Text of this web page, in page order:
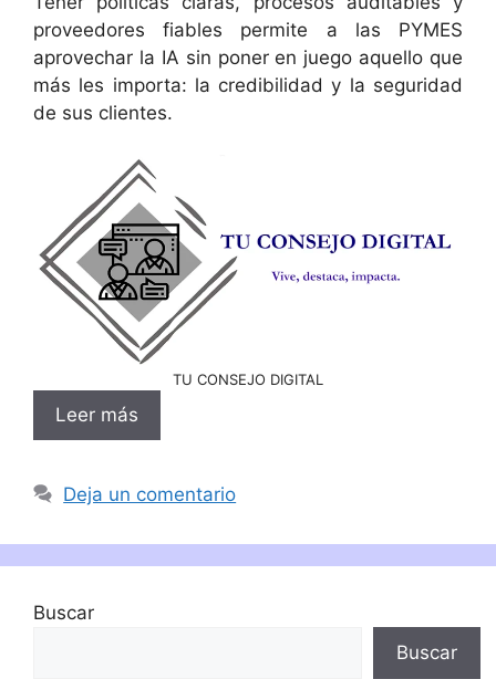
proveedores fiables permite a las PYMES
aprovechar la IA sin poner en juego aquello que
más les importa: la credibilidad y la seguridad
de sus clientes.
TU CONSEJO DIGITAL
Leer más
Deja un comentario
Buscar
Buscar